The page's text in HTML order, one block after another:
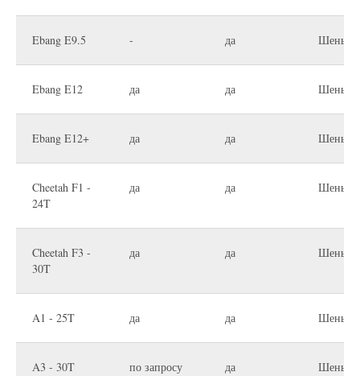
Ebang E9.5 - да
Ebang E12 да да
Ebang E12+ да да
Cheetah F1 -
24T
да да
Cheetah F3 -
30T
да да
A1 - 25T да да
A3 - 30T по запросу да